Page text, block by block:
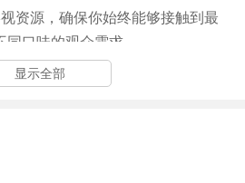
资源，确保你始终能够接触到最
口味的观众需求。
，操作流程顺畅，让每一位新用户
在家中，随时都能找到合适的剧集
愉悦的观影时光。
显示全部